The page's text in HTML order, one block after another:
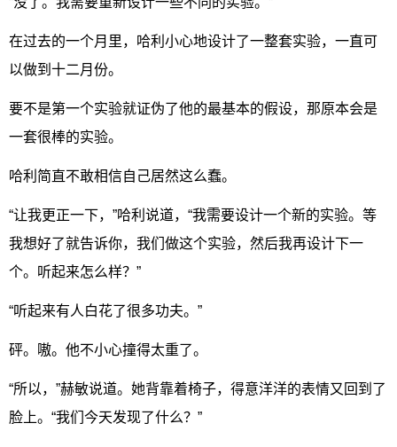
在过去的一个月里，哈利小心地设计了一整套实验，一直可
以做到十二月份。
要不是第一个实验就证伪了他的最基本的假设，那原本会是
一套很棒的实验。
哈利简直不敢相信自己居然这么蠢。
“让我更正一下，”哈利说道，“我需要设计一个新的实验。等
我想好了就告诉你，我们做这个实验，然后我再设计下一
个。听起来怎么样？”
“听起来有人白花了很多功夫。”
砰。嗷。他不小心撞得太重了。
“所以，”赫敏说道。她背靠着椅子，得意洋洋的表情又回到了
脸上。“我们今天发现了什么？”